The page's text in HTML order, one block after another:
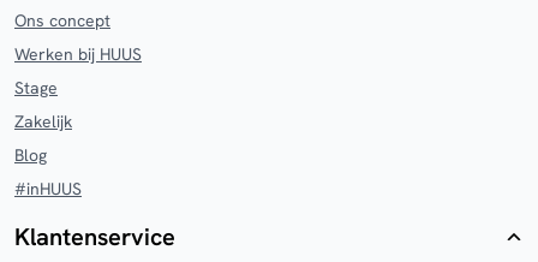
Ons concept
Werken bij HUUS
Stage
Zakelijk
Blog
#inHUUS
Klantenservice